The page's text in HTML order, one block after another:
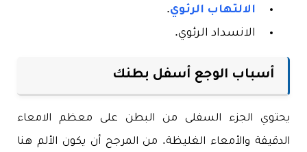
الالتهاب الرئوي.
الانسداد الرئوي.
أسباب الوجع أسفل بطنك
يحتوي الجزء السفلى من البطن على معظم الامعاء
الدقيقة والأمعاء الغليظة. من المرجح أن يكون الألم هنا